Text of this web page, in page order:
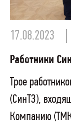
17.08.2023
Работники
Трое
(СинТЗ),
Компанию